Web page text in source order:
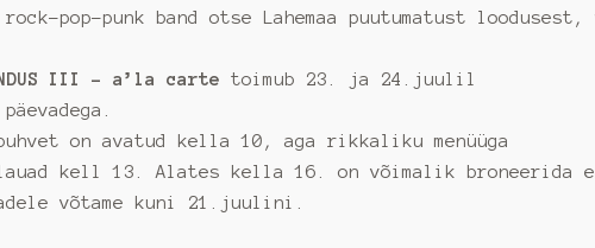
pop-punk band otse Lahemaa puutumatust
III – a’la cartetoimub 23. ja 24.juulil
on avatud kella 10, aga rikkaliku menüüga
kell 13. Alates kella 16. on võimalik broneerida
võtame kuni 21.juulini.